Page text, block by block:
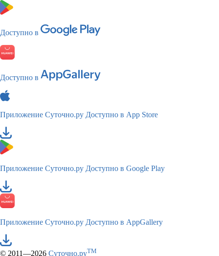
Доступно в
Доступно в
Приложение Суточно.ру Доступно в App Store
Приложение Суточно.ру Доступно в Google Play
Приложение Суточно.ру Доступно в AppGallery
© 2011—2026 Суточно.руTM